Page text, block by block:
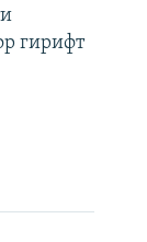
гирифт